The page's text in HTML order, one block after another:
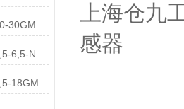
上海仓九
感器